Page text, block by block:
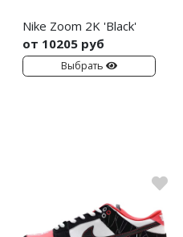
Nike Zoom 2K 'Black'
от 10205 руб
Выбрать